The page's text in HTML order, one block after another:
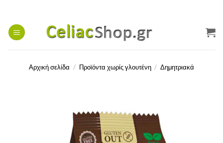
περιεχόμενο
Αρχική σελίδα / Προϊόντα χωρίς γλουτένη / Δημητριακά